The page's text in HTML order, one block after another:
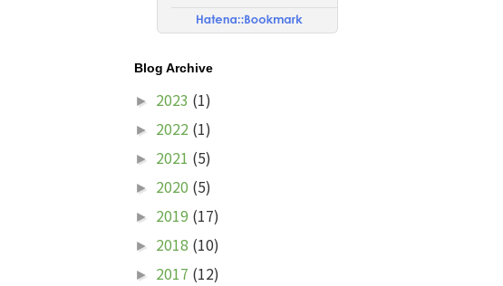
Blog Archive
► 2023 (1)
► 2022 (1)
► 2021 (5)
► 2020 (5)
► 2019 (17)
► 2018 (10)
► 2017 (12)